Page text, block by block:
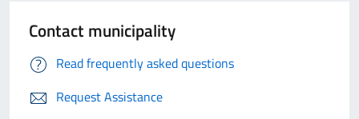
Contact municipality
Read frequently asked questions
Request Assistance